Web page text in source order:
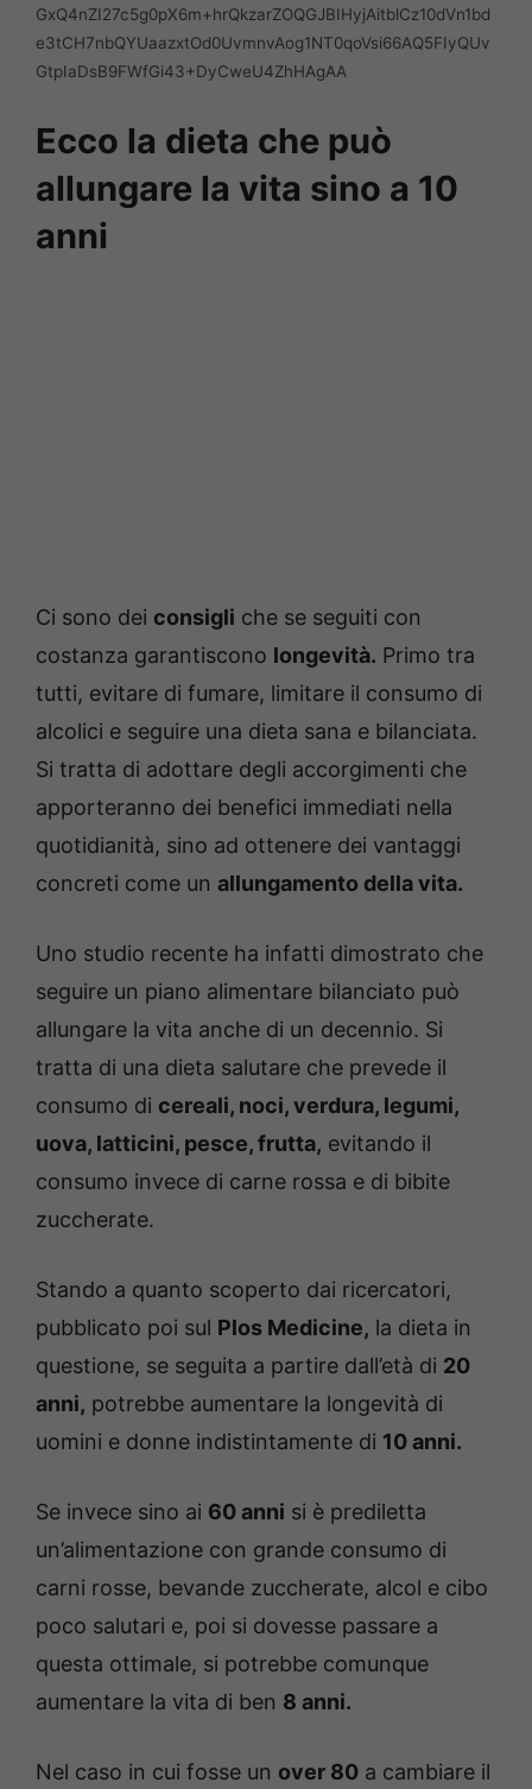
GxQ4nZI27c5g0pX6m+hrQkzarZOQGJBIHyjAitblCz10dVn1bd
e3tCH7nbQYUaazxtOd0UvmnvAog1NT0qoVsi66AQ5FIyQUv
GtpIaDsB9FWfGi43+DyCweU4ZhHAgAA
Ecco la dieta che può
allungare la vita sino a 10
anni
Ci sono dei consigli che se seguiti con
costanza garantiscono longevità. Primo tra
tutti, evitare di fumare, limitare il consumo di
alcolici e seguire una dieta sana e bilanciata.
Si tratta di adottare degli accorgimenti che
apporteranno dei benefici immediati nella
quotidianità, sino ad ottenere dei vantaggi
concreti come un allungamento della vita.
Uno studio recente ha infatti dimostrato che
seguire un piano alimentare bilanciato può
allungare la vita anche di un decennio. Si
tratta di una dieta salutare che prevede il
consumo di cereali, noci, verdura, legumi,
uova, latticini, pesce, frutta, evitando il
consumo invece di carne rossa e di bibite
zuccherate.
Stando a quanto scoperto dai ricercatori,
pubblicato poi sul Plos Medicine, la dieta in
questione, se seguita a partire dall’età di 20
anni, potrebbe aumentare la longevità di
uomini e donne indistintamente di 10 anni.
Se invece sino ai 60 anni si è prediletta
un’alimentazione con grande consumo di
carni rosse, bevande zuccherate, alcol e cibo
poco salutari e, poi si dovesse passare a
questa ottimale, si potrebbe comunque
aumentare la vita di ben 8 anni.
Nel caso in cui fosse un over 80 a cambiare il